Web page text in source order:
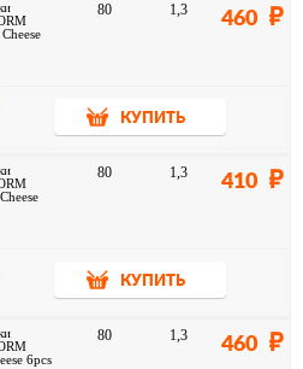
80 1,3 460
КУПИТЬ
80 1,3 410
КУПИТЬ
6pcs
80 1,3 460